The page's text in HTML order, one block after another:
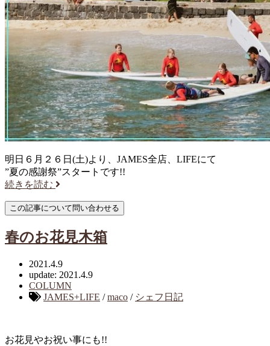
明日６月２６日(土)より、JAMES全店、LIFEにて
”夏の感謝祭”スタートです!!
続きを読む
春のお花見木箱
2021.4.9
update: 2021.4.9
COLUMN
JAMES+LIFE /maco / シェフ日記
お花見やお祝い事にも!!